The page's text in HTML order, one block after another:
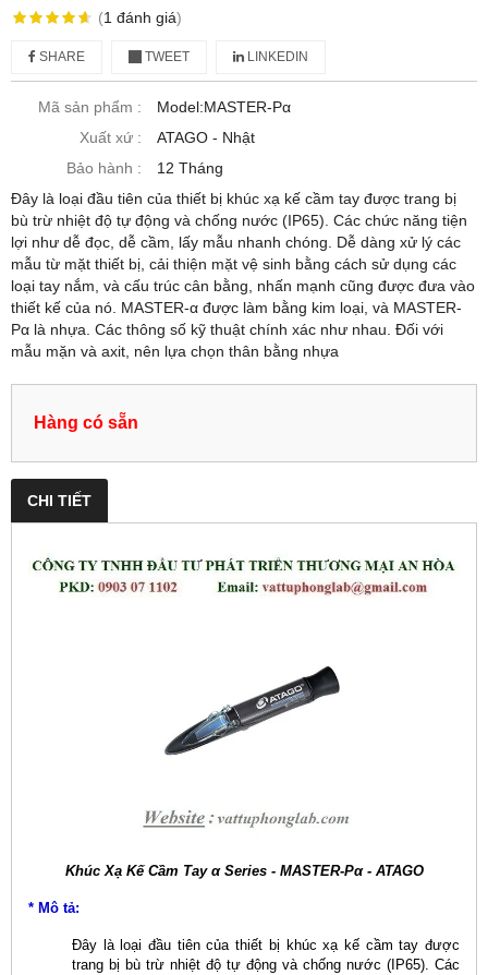
(1 đánh giá)
SHARE TWEET LINKEDIN
Mã sản phẩm :
Model:MASTER-Pα
Xuất xứ :
ATAGO - Nhật
Bảo hành :
12 Tháng
Đây là loại đầu tiên của thiết bị khúc xạ kế cầm tay được trang bị
bù trừ nhiệt độ tự động và chống nước (IP65). Các chức năng tiện
lợi như dễ đọc, dễ cầm, lấy mẫu nhanh chóng. Dễ dàng xử lý các
mẫu từ mặt thiết bị, cải thiện mặt vệ sinh bằng cách sử dụng các
loại tay nắm, và cấu trúc cân bằng, nhấn mạnh cũng được đưa vào
thiết kế của nó. MASTER-α được làm bằng kim loại, và MASTER-
Pα là nhựa. Các thông số kỹ thuật chính xác như nhau. Đối với
mẫu mặn và axit, nên lựa chọn thân bằng nhựa
Hàng có sẵn
CHI TIẾT
Khúc Xạ Kế Cầm Tay α Series - MASTER-Pα - ATAGO
* Mô tả:
Đây là loại đầu tiên của thiết bị khúc xạ kế cầm tay được
trang bị bù trừ nhiệt độ tự động và chống nước (IP65). Các